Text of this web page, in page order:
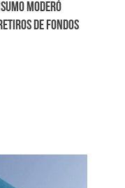
moderó
de fondos